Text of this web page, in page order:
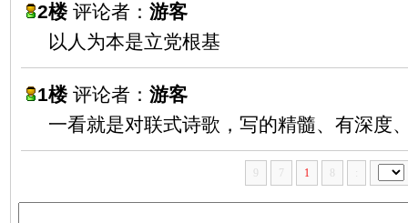
2楼评论者： 游客
以人为本是立党根基
1楼评论者： 游客
一看就是对联式诗歌，写的精髓、有深度
7 1 :